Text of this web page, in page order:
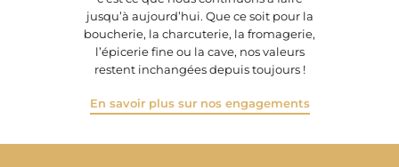
jusqu’à aujourd’hui. Que ce soit pour la
boucherie, la charcuterie, la fromagerie,
l’épicerie fine ou la cave, nos valeurs
restent inchangées depuis toujours !
En savoir plus sur nos engagements